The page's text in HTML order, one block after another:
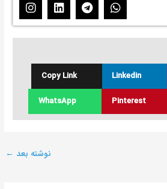
W
h
a
a
p
p
T
e
l
r
m
L
i
n
d
i
n
I
n
s
g
a
Linkedin
Copy Link
Pinterest
WhatsApp
نوشته بعد ←